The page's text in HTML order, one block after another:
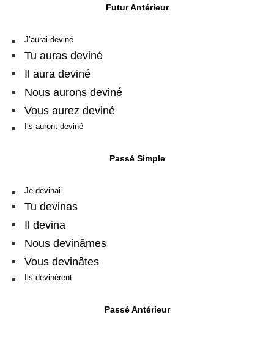
Futur Antérieur
J’aurai deviné
Tu auras deviné
Il aura deviné
Nous aurons deviné
Vous aurez deviné
Ils auront deviné
Passé Simple
Je devinai
Tu devinas
Il devina
Nous devinâmes
Vous devinâtes
Ils devinèrent
Passé Antérieur